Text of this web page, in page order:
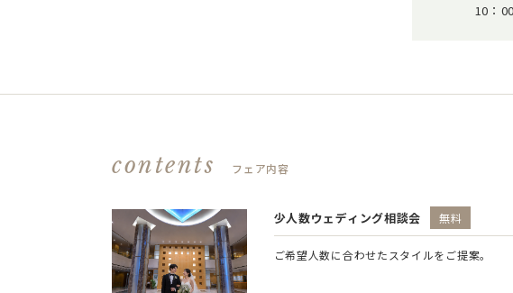
10：
contents フェア内容
少人数ウェディング相談会 無料
ご希望人数に合わせたスタイルをご提案。